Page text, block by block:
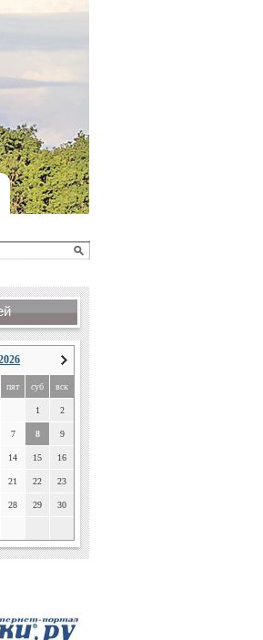
пят суб вск
1 2
7 8 9
14 15 16
21 22 23
28 29 30